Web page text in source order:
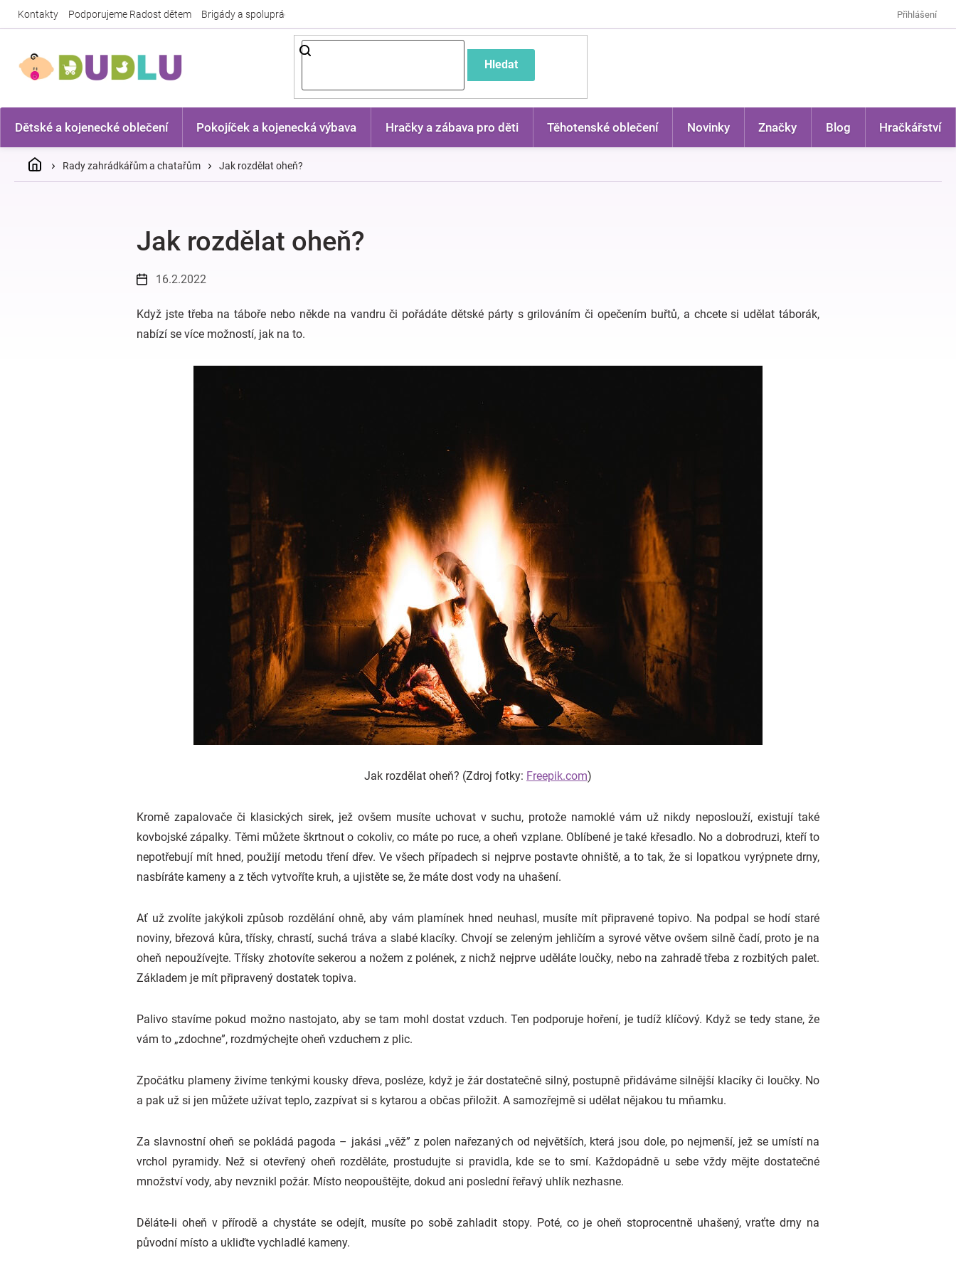
Kontakty Podporujeme Radost dětem Brigády a spolupráce Přihlášení
Hledat
Dětské a kojenecké oblečení Pokojíček a kojenecká výbava Hračky a zábava pro děti Těhotenské oblečení Novinky Značky Blog Hračkářství
DomůRady zahrádkářům a chatařům Jak rozdělat oheň?
Jak rozdělat oheň?
16.2.2022
Když jste třeba na táboře nebo někde na vandru či pořádáte dětské párty s grilováním či opečením buřtů, a chcete si udělat táborák,
nabízí se více možností, jak na to.
Jak rozdělat oheň? (Zdroj fotky: Freepik.com)
Kromě zapalovače či klasických sirek, jež ovšem musíte uchovat v suchu, protože namoklé vám už nikdy neposlouží, existují také
kovbojské zápalky. Těmi můžete škrtnout o cokoliv, co máte po ruce, a oheň vzplane. Oblíbené je také křesadlo. No a dobrodruzi, kteří to
nepotřebují mít hned, použijí metodu tření dřev. Ve všech případech si nejprve postavte ohniště, a to tak, že si lopatkou vyrýpnete drny,
nasbíráte kameny a z těch vytvoříte kruh, a ujistěte se, že máte dost vody na uhašení.
Ať už zvolíte jakýkoli způsob rozdělání ohně, aby vám plamínek hned neuhasl, musíte mít připravené topivo. Na podpal se hodí staré
noviny, březová kůra, třísky, chrastí, suchá tráva a slabé klacíky. Chvojí se zeleným jehličím a syrové větve ovšem silně čadí, proto je na
oheň nepoužívejte. Třísky zhotovíte sekerou a nožem z polének, z nichž nejprve uděláte loučky, nebo na zahradě třeba z rozbitých palet.
Základem je mít připravený dostatek topiva.
Palivo stavíme pokud možno nastojato, aby se tam mohl dostat vzduch. Ten podporuje hoření, je tudíž klíčový. Když se tedy stane, že
vám to „zdochne”, rozdmýchejte oheň vzduchem z plic.
Zpočátku plameny živíme tenkými kousky dřeva, posléze, když je žár dostatečně silný, postupně přidáváme silnější klacíky či loučky. No
a pak už si jen můžete užívat teplo, zazpívat si s kytarou a občas přiložit. A samozřejmě si udělat nějakou tu mňamku.
Za slavnostní oheň se pokládá pagoda – jakási „věž” z polen nařezaných od největších, která jsou dole, po nejmenší, jež se umístí na
vrchol pyramidy. Než si otevřený oheň rozděláte, prostudujte si pravidla, kde se to smí. Každopádně u sebe vždy mějte dostatečné
množství vody, aby nevznikl požár. Místo neopouštějte, dokud ani poslední řeřavý uhlík nezhasne.
Děláte-li oheň v přírodě a chystáte se odejít, musíte po sobě zahladit stopy. Poté, co je oheň stoprocentně uhašený, vraťte drny na
původní místo a ukliďte vychladlé kameny.